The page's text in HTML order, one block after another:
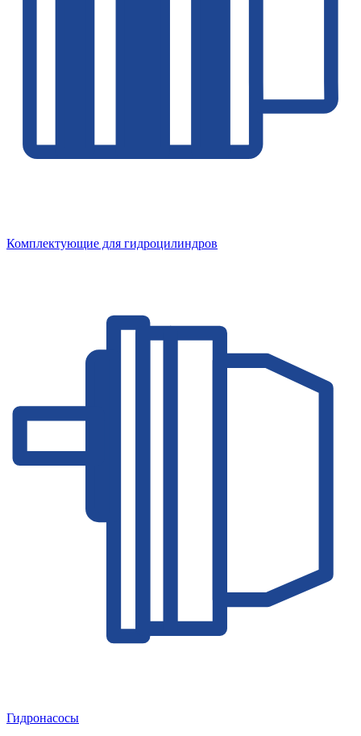
Комплектующие для гидроцилиндров
Гидронасосы